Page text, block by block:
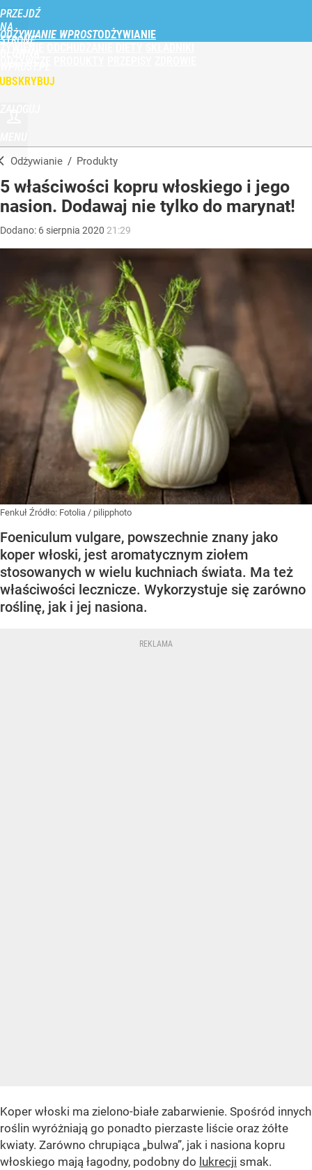
PRZEJDŹ
NA
STRONĘ
ODŻYWIANIE WPROST
Odżywianie / Produkty
5 właściwości kopru włoskiego i jego
nasion. Dodawaj nie tylko do marynat!
Dodano: 6 sierpnia 2020 21:29
Fenkuł Źródło: Fotolia / pilipphoto
Foeniculum vulgare, powszechnie znany jako
koper włoski, jest aromatycznym ziołem
stosowanych w wielu kuchniach świata. Ma też
właściwości lecznicze. Wykorzystuje się zarówno
roślinę, jak i jej nasiona.
Koper włoski ma zielono-białe zabarwienie. Spośród innych
roślin wyróżniają go ponadto pierzaste liście oraz żółte
kwiaty. Zarówno chrupiąca „bulwa”, jak i nasiona kopru
włoskiego mają łagodny, podobny do lukrecji smak.